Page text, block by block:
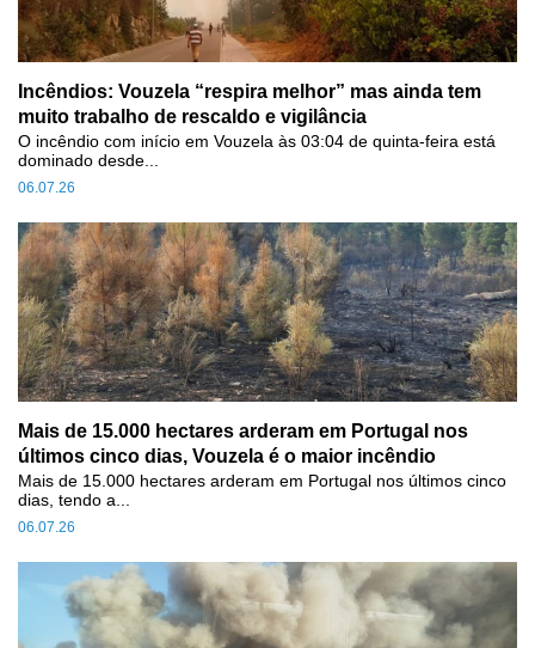
Incêndios: Vouzela “respira melhor” mas ainda tem
muito trabalho de rescaldo e vigilância
06.07.26
O incêndio com início em Vouzela às 03:04 de quinta-feira está
dominado desde...
Mais de 15.000 hectares arderam em Portugal nos
últimos cinco dias, Vouzela é o maior incêndio
06.07.26
Mais de 15.000 hectares arderam em Portugal nos últimos cinco
dias, tendo a...